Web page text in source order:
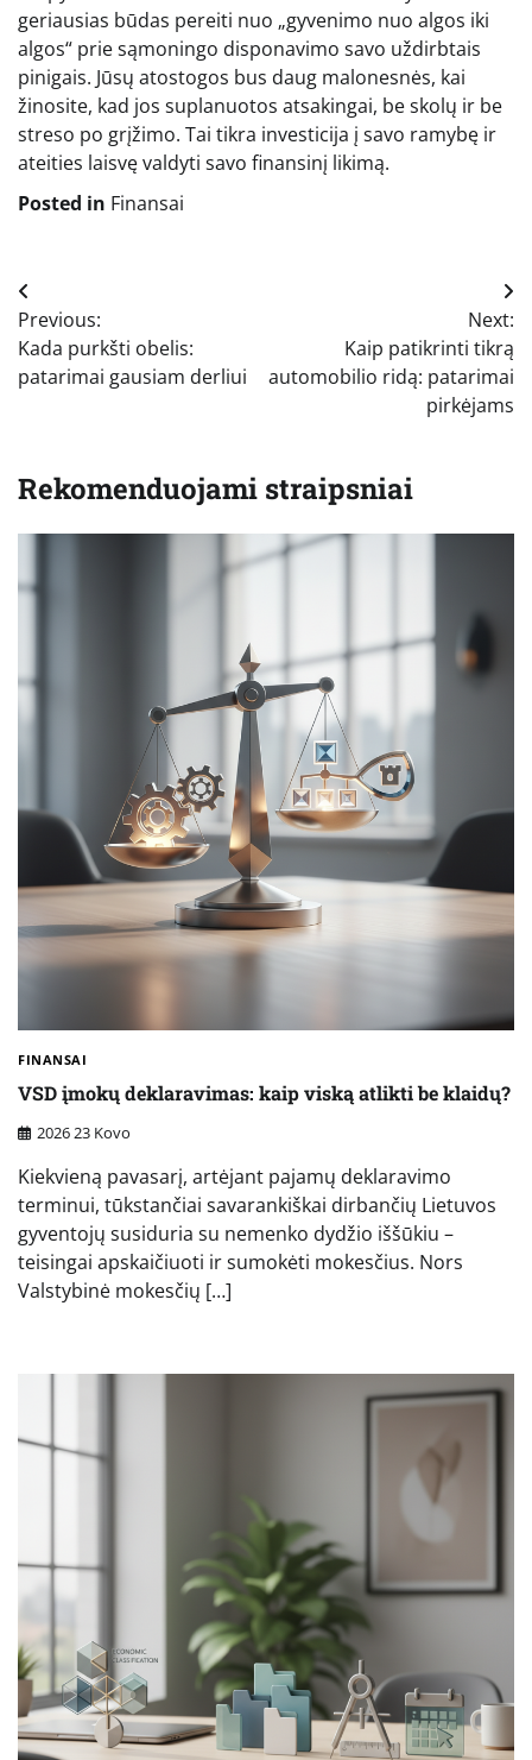
geriausias būdas pereiti nuo „gyvenimo nuo algos iki
algos“ prie sąmoningo disponavimo savo uždirbtais
pinigais. Jūsų atostogos bus daug malonesnės, kai
žinosite, kad jos suplanuotos atsakingai, be skolų ir be
streso po grįžimo. Tai tikra investicija į savo ramybę ir
ateities laisvę valdyti savo finansinį likimą.
Posted in Finansai
Navigacija
tarp
įrašų
Previous:
Kada purkšti obelis:
patarimai gausiam derliui
Next:
Kaip patikrinti tikrą
automobilio ridą: patarimai
pirkėjams
Rekomenduojami straipsniai
FINANSAI
VSD įmokų deklaravimas: kaip viską atlikti be klaidų?
2026 23 Kovo
Kiekvieną pavasarį, artėjant pajamų deklaravimo
terminui, tūkstančiai savarankiškai dirbančių Lietuvos
gyventojų susiduria su nemenko dydžio iššūkiu –
teisingai apskaičiuoti ir sumokėti mokesčius. Nors
Valstybinė mokesčių […]